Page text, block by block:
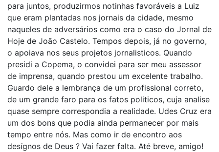
para juntos, produzirmos notinhas favoráveis a Luiz
que eram plantadas nos jornais da cidade, mesmo
naqueles de adversários como era o caso do Jornal de
Hoje de João Castelo. Tempos depois, já no governo,
o apoiava nos seus projetos jornalisticos. Quando
presidi a Copema, o convidei para ser meu assessor
de imprensa, quando prestou um excelente trabalho.
Guardo dele a lembrança de um profissional correto,
de um grande faro para os fatos politicos, cuja analise
quase sempre correspondia a realidade. Udes Cruz era
um dos bons que podia ainda permanecer por mais
tempo entre nós. Mas como ir de encontro aos
desígnos de Deus ? Vai fazer falta. Até breve, amigo!